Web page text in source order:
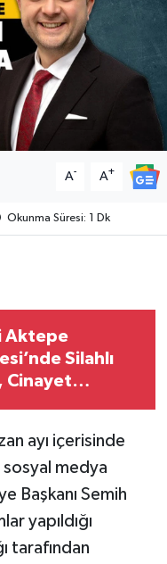
A- A+
Okunma Süresi: 1 Dk
Aktepe
Silahlı
Cinayet
ayı içerisinde
medya
Başkanı Semih
yapıldığı
tarafından